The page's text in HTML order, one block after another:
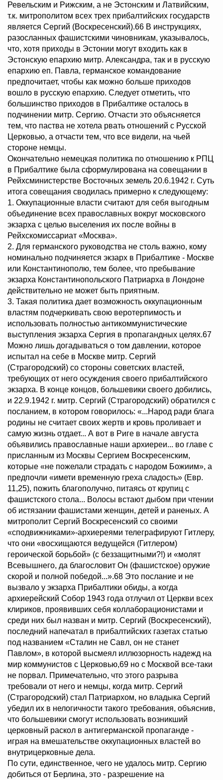
Ревельским и Рижским, а не Эстонским и Латвийским,
т.к. митрополитом всех трех прибалтийских государств
является Сергий (Воскресенский).66 В инструкциях,
разосланных фашистскими чиновникам, указывалось,
что, хотя приходы в Эстонии могут входить как в
Эстонскую епархию митр. Александра, так и в русскую
епархию еп. Павла, германское командование
предпочитает, чтобы как можно больше приходов
вошло в русскую епархию. Следует отметить, что
большинство приходов в Прибалтике осталось в
подчинении митр. Сергию. Отчасти это объясняется
тем, что паства не хотела рвать отношений с Русской
Церковью, а отчасти тем, что все видели, на чьей
стороне немцы.
Окончательно немецкая политика по отношению к РПЦ
в Прибалтике была сформулирована на совещании в
Рейхсминистерстве Восточных земель 20.6.1942 г. Суть
итога совещания сводилась примерно к следующему:
1. Оккупационные власти считают для себя выгодным
объединение всех православных вокруг московского
экзарха с целью выселения их после войны в
Рейхскомиссариат «Москва».
2. Для германского руководства не столь важно, кому
номинально подчиняется экзарх в Прибалтике - Москве
или Константинополю, тем более, что пребывание
экзарха Константинопольского Патриарха в Лондоне
действительно не может быть приятным.
3. Такая политика дает возможность оккупационным
властям подчеркивать свою веротерпимость и
использовать полностью антикоммунистические
выступления экзарха Сергия в пропагандных целях.67
Можно лишь догадываться о том давлении, которое
испытал на себе в Москве митр. Сергий
(Страгородский) со стороны советских властей,
требующих от него осуждения своего прибалтийского
экзарха. В конце концов, большевики своего добились,
и 22.9.1942 г. митр. Сергий (Страгородский) обратился с
посланием, в котором говорилось: «...Народ ради блага
родины не считает своих жертв и кровь проливает и
самую жизнь отдает... А вот в Риге в начале августа
объявились православные наши архиереи... во главе с
присланным из Москвы Сергием Воскресенским,
которые «не пожелали страдать с народом Божиим», а
предпочли «имети временную греха сладость» (Евр.
11,25), пожить благополучно, питаясь от крупиц с
фашистского стола... Волосы встают дыбом при чтении
об истязании фашистами женщин, детей и раненых. А
митрополит Сергий Воскресенский со своими
«сподвижниками»-архиереями телеграфируют Гитлеру,
что они «восхищаются ведущейся (Гитлером)
героической борьбой» (с беззащитными?!) и «молят
Всевышнего, да благословит Он (фашистское) оружие
скорой и полной победой...».68 Это послание и не
вызвало у экзарха Прибалтики обиды, а когда
архиерейский Собор 1943 года отлучил от Церкви всех
клириков, проявивших себя коллаборационистами и
среди них был назван и митр. Сергий (Воскресенский),
последний напечатал в прибалтийских газетах статью
под названием «Сталин не Савл, он не станет
Павлом», в которой высмеял иллюзорность надежд на
мир коммунистов с Церковью,69 но с Москвой все-таки
не порвал. Примечательно, что этого разрыва
требовали от него и немцы, когда митр. Сергий
(Страгородский) стал Патриархом, но владыка Сергий
убедил их в нелогичности такого требования, объяснив,
что большевики смогут использовать возникший
церковный раскол в антигерманской пропаганде -
играя на вмешательстве оккупационных властей во
внутрицерковные дела.
По сути, единственное, чего не удалось митр. Сергию
добиться от Берлина, это - разрешение на